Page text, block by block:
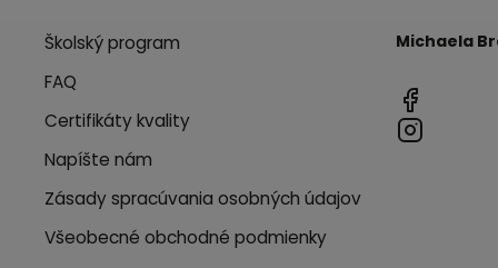
Školský program
FAQ
Certifikáty kvality
Napíšte nám
Zásady spracúvania osobných údajov
Všeobecné obchodné podmienky
Michaela